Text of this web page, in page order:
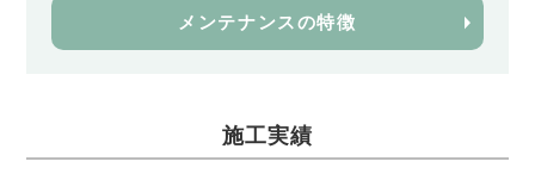
メンテナンスの特徴
施工実績